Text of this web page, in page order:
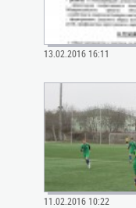
13.02.2016 16:11
11.02.2016 10:22